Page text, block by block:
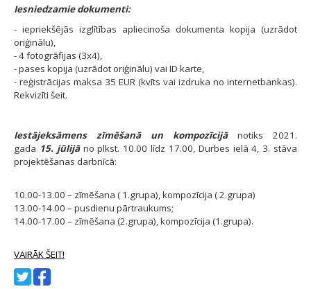
Iesniedzamie dokumenti:
- iepriekšējās izglītības apliecinoša dokumenta kopija (uzrādot
oriģinālu),
- 4 fotogrāfijas (3x4),
- pases kopija (uzrādot oriģinālu) vai ID karte,​​​​​
- reģistrācijas maksa 35 EUR (kvīts vai izdruka no internetbankas).
Rekvizīti šeit.
Iestājeksāmens zīmēšanā un kompozīcijānotiks 2021.
gada 15. jūlijā no plkst. 10.00 līdz 17.00, Durbes ielā 4, 3. stāva
projektēšanas darbnīcā:
10.00-13.00 – zīmēšana ( 1.grupa), kompozīcija ( 2.grupa)
13.00-14.00 – pusdienu pārtraukums;
14.00-17.00 – zīmēšana (2.grupa), kompozīcija (1.grupa).
VAIRĀK ŠEIT!